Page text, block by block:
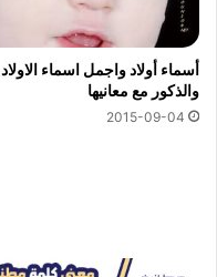
أسماء أولاد واجمل اسماء الاولاد
والذكور مع معانيها
2015-09-04